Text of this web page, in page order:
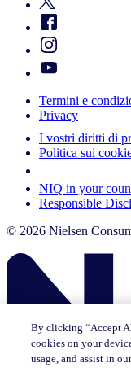
Termini e
Privacy
I vostri diritti di
Politica sui
NIQ in your
Responsible
© 2026 Nielsen
By clicking “Accept
cookies on your
usage, and assist in